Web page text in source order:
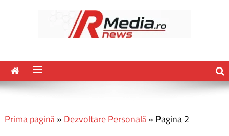
Prima pagină» Dezvoltare Personală» Pagina 2